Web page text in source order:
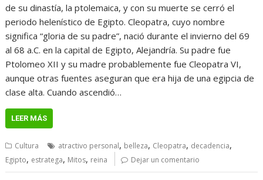
de su dinastía, la ptolemaica, y con su muerte se cerró el
periodo helenístico de Egipto. Cleopatra, cuyo nombre
significa “gloria de su padre”, nació durante el invierno del 69
al 68 a.C. en la capital de Egipto, Alejandría. Su padre fue
Ptolomeo XII y su madre probablemente fue Cleopatra VI,
aunque otras fuentes aseguran que era hija de una egipcia de
clase alta. Cuando ascendió…
LEER MÁS
Cultura atractivo personal, belleza, Cleopatra, decadencia,
Egipto, estratega, Mitos, reina Dejar un comentario